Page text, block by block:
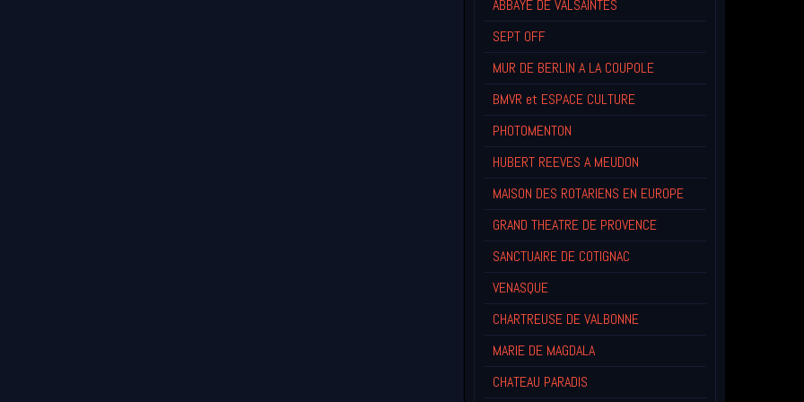
ABBAYE DE VALSAINTES
SEPT OFF
MUR DE BERLIN A LA COUPOLE
BMVR et ESPACE CULTURE
PHOTOMENTON
HUBERT REEVES A MEUDON
MAISON DES ROTARIENS EN EUROPE
GRAND THEATRE DE PROVENCE
SANCTUAIRE DE COTIGNAC
VENASQUE
CHARTREUSE DE VALBONNE
MARIE DE MAGDALA
CHATEAU PARADIS